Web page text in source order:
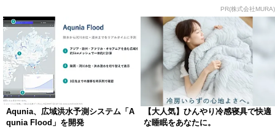
PR(株式会社MURA)
Aqunia、広域洪水予測システム「A
qunia Flood」を開発
【大人気】ひんやり冷感寝具で快適
な睡眠をあなたに。